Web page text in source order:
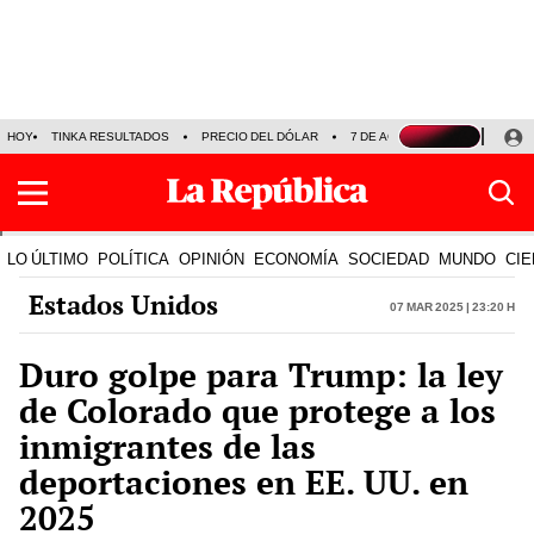
HOY TINKA RESULTADOS PRECIO DEL DÓLAR 7 DE AGOSTO OLLANTA
LO ÚLTIMO POLÍTICA OPINIÓN ECONOMÍA SOCIEDAD MUNDO
Estados Unidos 07 Mar 2025 | 23:20 h
Duro golpe para Trump: la ley
de Colorado que protege a los
inmigrantes de las
deportaciones en EE. UU. en
2025